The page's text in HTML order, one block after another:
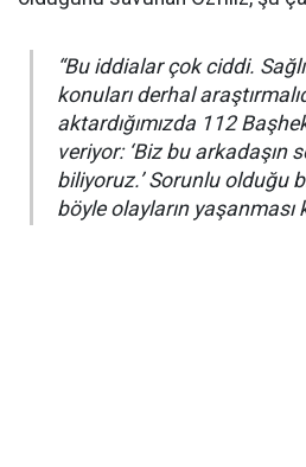
“Bu iddialar çok ciddi.
konuları derhal
aktardığımızda 112
veriyor: ‘Biz bu arkadaşın
biliyoruz.’ Sorunlu olduğu
böyle olayların yaşanması